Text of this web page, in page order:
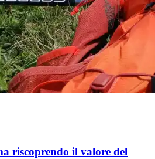
riscoprendo il valore del